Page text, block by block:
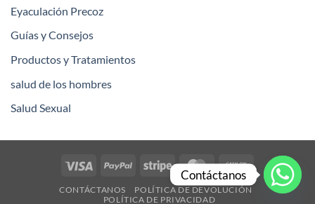
Eyaculación Precoz
Guías y Consejos
Productos y Tratamientos
salud de los hombres
Salud Sexual
Visa PayPal Stripe MasterCardCash
On
Delivery
CONTÁCTANOS
POLÍTICA DE DEVOLUCIÓN
POLÍTICA DE PRIVACIDAD
Contáctanos